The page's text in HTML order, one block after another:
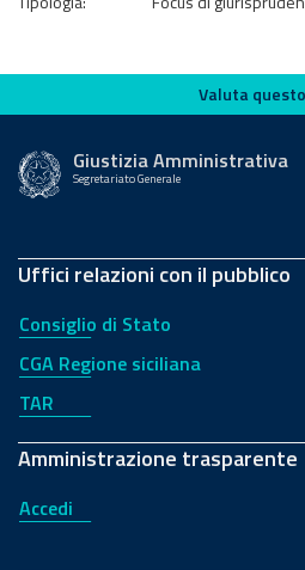
Valuta questo sito
Valuta
Giustizia Amministrativa
Segretariato Generale
Uffici relazioni con il pubblico
Consiglio di Stato
CGA Regione siciliana
TAR
Amministrazione trasparente
Accedi